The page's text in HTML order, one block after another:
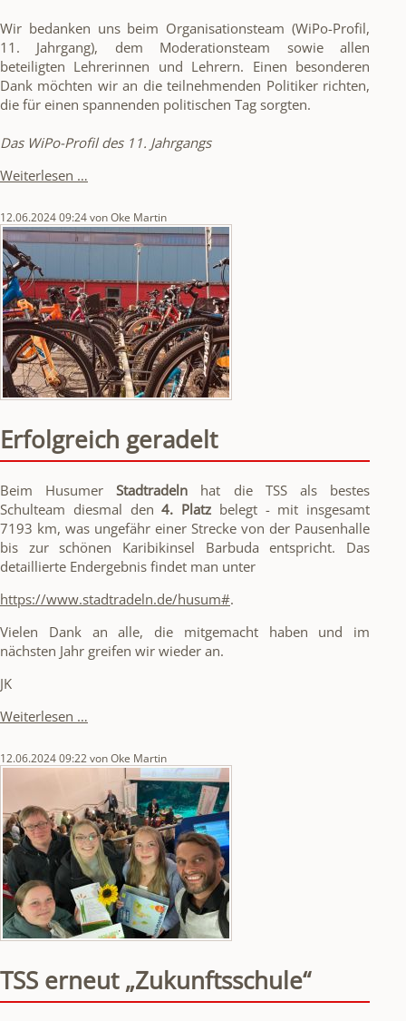
Wir bedanken uns beim Organisationsteam (WiPo-Profil,
11. Jahrgang), dem Moderationsteam sowie allen
beteiligten Lehrerinnen und Lehrern. Einen besonderen
Dank möchten wir an die teilnehmenden Politiker richten,
die für einen spannenden politischen Tag sorgten.
Das WiPo-Profil des 11. Jahrgangs
Weiterlesen …
Greifen
nah
-
Podiumsdiskussion
zur
Europawahl
an
der
TSS
12.06.2024 09:24von Oke Martin
Erfolgreich geradelt
Beim HusumerStadtradeln hat die TSS als bestes
Schulteam diesmal den4. Platz belegt - mit insgesamt
7193 km, was ungefähr einer Strecke von der Pausenhalle
bis zur schönen Karibikinsel Barbuda entspricht. Das
detaillierte Endergebnis findet man unter
https://www.stadtradeln.de/husum#.
Vielen Dank an alle, die mitgemacht haben und im
nächsten Jahr greifen wir wieder an.
JK
Weiterlesen …
12.06.2024 09:22 von Oke Martin
TSS erneut „Zukunftsschule“